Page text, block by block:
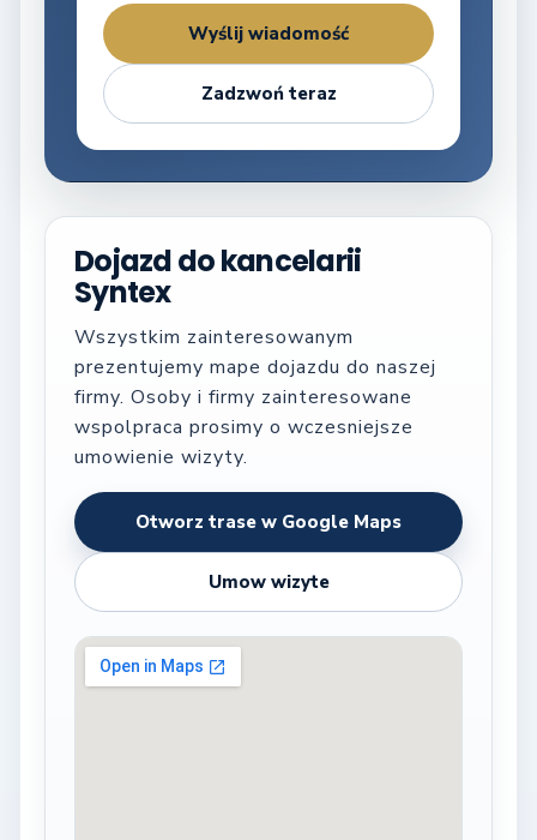
Wyślij wiadomość
Zadzwoń teraz
Dojazd do kancelarii
Syntex
Wszystkim zainteresowanym
prezentujemy mape dojazdu do naszej
firmy. Osoby i firmy zainteresowane
wspolpraca prosimy o wczesniejsze
umowienie wizyty.
Otworz trase w Google Maps
Umow wizyte